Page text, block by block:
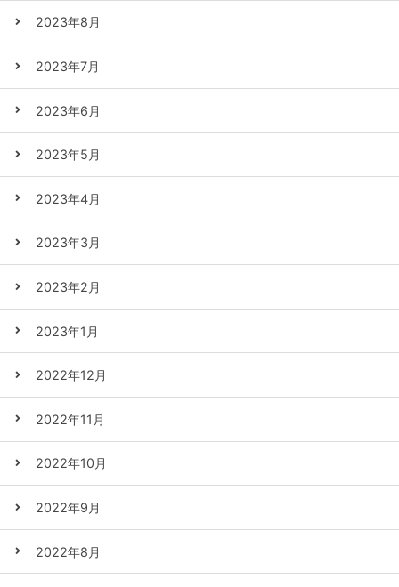
2023年8月
2023年7月
2023年6月
2023年5月
2023年4月
2023年3月
2023年2月
2023年1月
2022年12月
2022年11月
2022年10月
2022年9月
2022年8月